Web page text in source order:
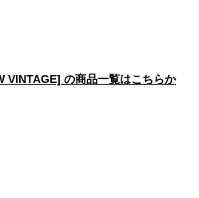
VINTAGE] の商品一覧はこちらか